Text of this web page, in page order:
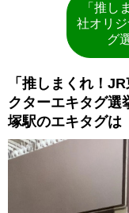
「推し
社オリ
グ
「推しまくれ！
クターエキタグ選
塚駅のエキタグは